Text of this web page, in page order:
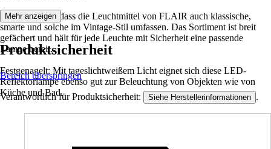
Gut zu wissen, dass die Leuchtmittel von FLAIR auch klassische,
smarte und solche im Vintage-Stil umfassen. Das Sortiment ist breit
gefächert und hält für jede Leuchte mit Sicherheit eine passende
Lampe bereit.
Festgenagelt: Mit tageslichtweißem Licht eignet sich diese LED-
Reflektorlampe ebenso gut zur Beleuchtung von Objekten wie von
Küche und Bad.
Mehr anzeigen
Produktsicherheit
Bereich überspringen
Verantwortlich für Produktsicherheit: Siehe Herstellerinformationen .